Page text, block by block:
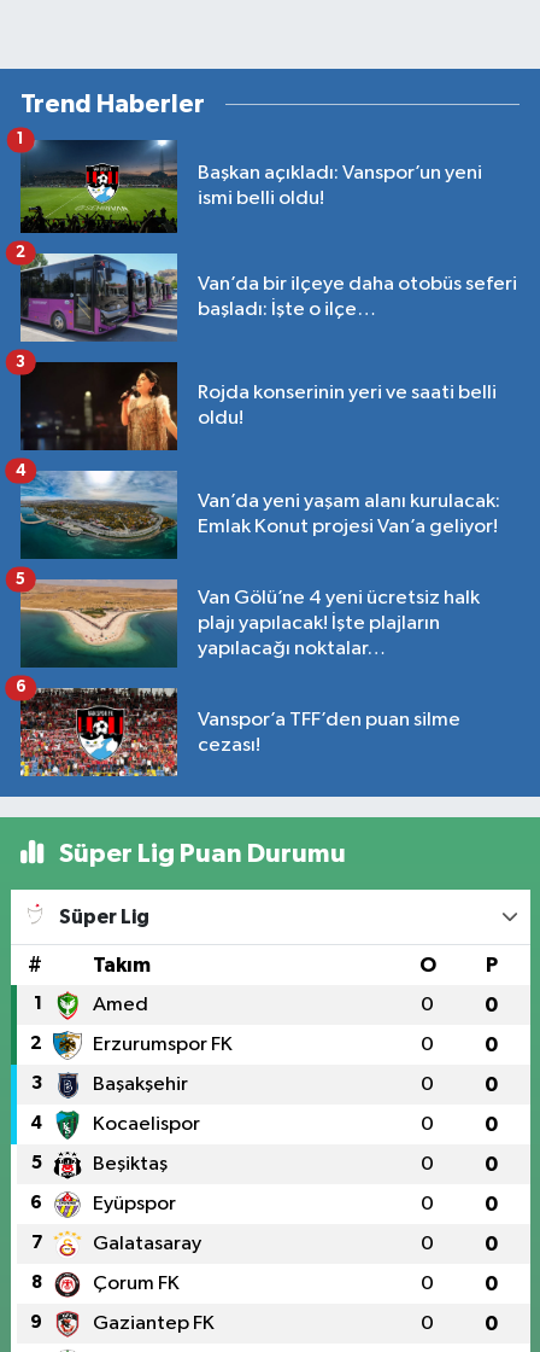
Trend Haberler
Başkan açıkladı: Vanspor’un yeni
ismi belli oldu!
Van’da bir ilçeye daha otobüs seferi
başladı: İşte o ilçe…
2
Rojda konserinin yeri ve saati belli
oldu!
3
Van’da yeni yaşam alanı kurulacak:
Emlak Konut projesi Van’a geliyor!
4
Van Gölü’ne 4 yeni ücretsiz halk
plajı yapılacak! İşte plajların
yapılacağı noktalar…
5
Vanspor’a TFF’den puan silme
cezası!
6
Süper Lig Puan Durumu
Süper Lig
# Takım O P
1 Amed 0 0
2 Erzurumspor FK 0 0
3 Başakşehir 0 0
4 Kocaelispor 0 0
5 Beşiktaş 0 0
6 Eyüpspor 0 0
7 Galatasaray 0 0
8 Çorum FK 0 0
9 Gaziantep FK 0 0